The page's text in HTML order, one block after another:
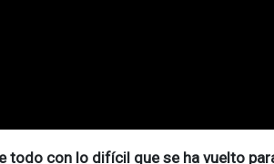
todo con lo difícil que se ha vuelto